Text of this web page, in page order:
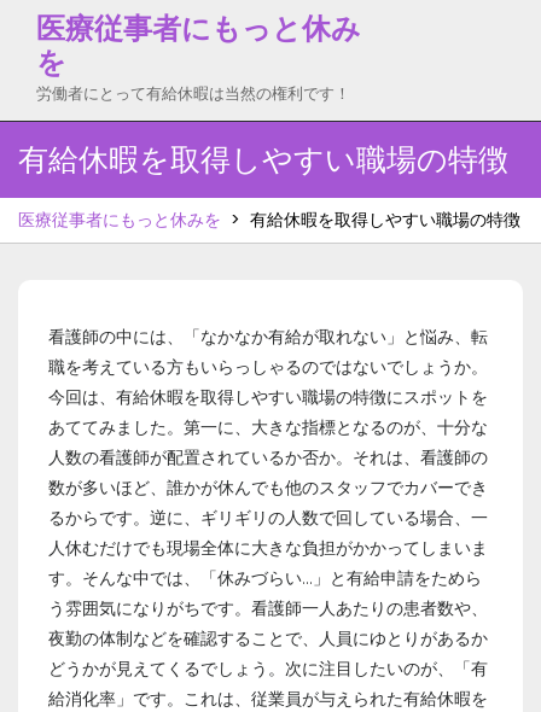
content
医療従事者にもっと休み
を
労働者にとって有給休暇は当然の権利です！
有給休暇を取得しやすい職場の特徴
医療従事者にもっと休みを > 有給休暇を取得しやすい職場の特徴
看護師の中には、「なかなか有給が取れない」と悩み、転
職を考えている方もいらっしゃるのではないでしょうか。
今回は、有給休暇を取得しやすい職場の特徴にスポットを
あててみました。第一に、大きな指標となるのが、十分な
人数の看護師が配置されているか否か。それは、看護師の
数が多いほど、誰かが休んでも他のスタッフでカバーでき
るからです。逆に、ギリギリの人数で回している場合、一
人休むだけでも現場全体に大きな負担がかかってしまいま
す。そんな中では、「休みづらい…」と有給申請をためら
う雰囲気になりがちです。看護師一人あたりの患者数や、
夜勤の体制などを確認することで、人員にゆとりがあるか
どうかが見えてくるでしょう。次に注目したいのが、「有
給消化率」です。これは、従業員が与えられた有給休暇を